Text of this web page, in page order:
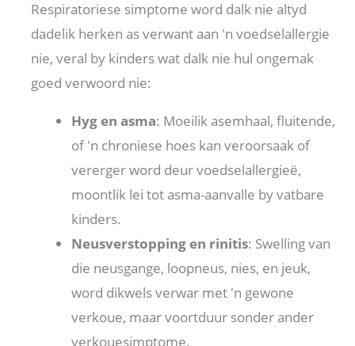
Respiratoriese simptome word dalk nie altyd
dadelik herken as verwant aan 'n voedselallergie
nie, veral by kinders wat dalk nie hul ongemak
goed verwoord nie:
Hyg en asma: Moeilik asemhaal, fluitende,
of 'n chroniese hoes kan veroorsaak of
vererger word deur voedselallergieë,
moontlik lei tot asma-aanvalle by vatbare
kinders.
Neusverstopping en rinitis: Swelling van
die neusgange, loopneus, nies, en jeuk,
word dikwels verwar met 'n gewone
verkoue, maar voortduur sonder ander
verkouesimptome.